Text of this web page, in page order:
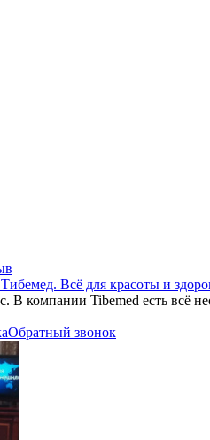
Всё для красоты и
В компании Tibemed есть всё
Обратный звонок